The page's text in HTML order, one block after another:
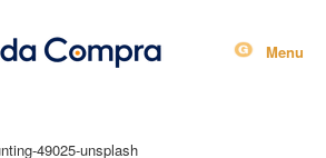
Menu
49025-unsplash